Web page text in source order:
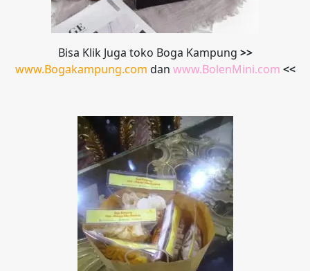
Bisa Klik Juga toko Boga Kampung >>
www.Bogakampung.com dan www.BolenMini.com <<